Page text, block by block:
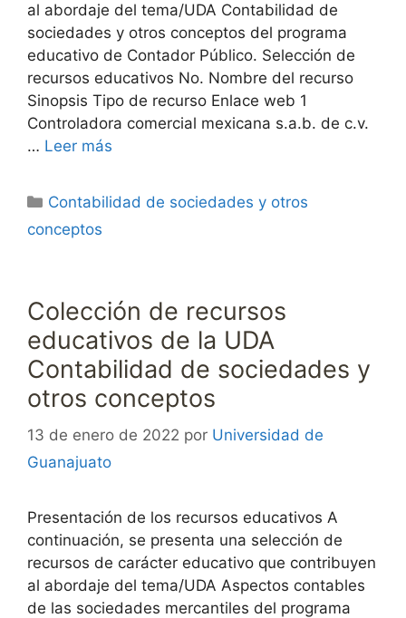
al abordaje del tema/UDA Contabilidad de
sociedades y otros conceptos del programa
educativo de Contador Público. Selección de
recursos educativos No. Nombre del recurso
Sinopsis Tipo de recurso Enlace web 1
Controladora comercial mexicana s.a.b. de c.v.
… Leer más
Categorías
Contabilidad de sociedades y otros
conceptos
Colección de recursos
educativos de la UDA
Contabilidad de sociedades y
otros conceptos
13 de enero de 2022 por Universidad de
Guanajuato
Presentación de los recursos educativos A
continuación, se presenta una selección de
recursos de carácter educativo que contribuyen
al abordaje del tema/UDA Aspectos contables
de las sociedades mercantiles del programa